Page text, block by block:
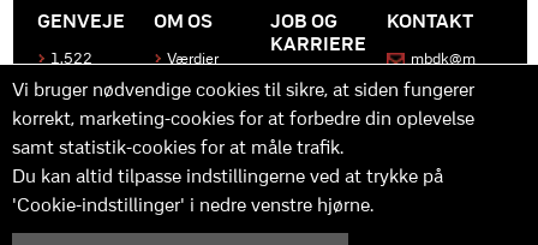
GENVEJE
1.522
Produkter
Kontakt
os
OM OS
Værdier
Historen
bag
MBDK
Hvad gør
os unikke
JOB OG
KARRIERE
Bliv en del
af MBDK
Vores
team
og
udvikling
KONTAKT
mbdk@m
Vi bruger nødvendige cookies til sikre, at siden fungerer
korrekt, marketing-cookies for at forbedre din oplevelse
samt statistik-cookies for at måle trafik.
Du kan altid tilpasse indstillingerne ved at trykke på
'Cookie-indstillinger' i nedre venstre hjørne.